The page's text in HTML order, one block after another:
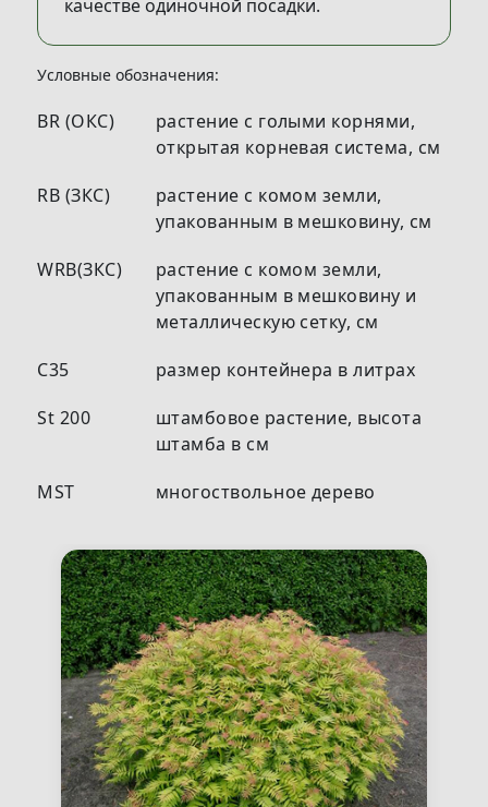
качестве одиночной посадки.
Условные обозначения:
BR (ОКС)
растение с голыми корнями,
открытая корневая система, см
RB (ЗКС)
растение с комом земли,
упакованным в мешковину, см
WRB(ЗКС)
растение с комом земли,
упакованным в мешковину и
металлическую сетку, см
С35
размер контейнера в литрах
St 200
штамбовое растение, высота
штамба в см
MST
многоствольное дерево